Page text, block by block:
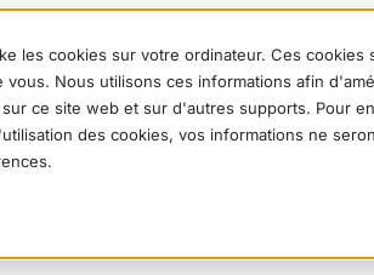
les cookies sur votre ordinateur. Ces
vous. Nous utilisons ces informations afin
ce site web et sur d'autres supports. Pour
des cookies, vos informations ne
EspañolItaliano